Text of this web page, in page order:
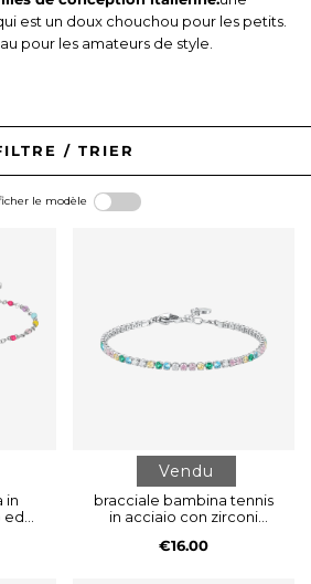
est un doux chouchou pour les petits.
pour les amateurs de style.
/ TRIER
le modèle
in
ed
Vendu
bracciale bambina tennis
in acciaio con zirconi
€16.00